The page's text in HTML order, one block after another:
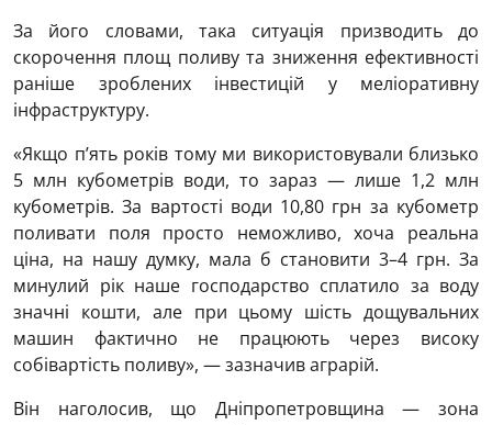
За його словами, така ситуація призводить до
скорочення площ поливу та зниження ефективності
раніше зроблених інвестицій у меліоративну
інфраструктуру.
«Якщо п’ять років тому ми використовували близько
5 млн кубометрів води, то зараз — лише 1,2 млн
кубометрів. За вартості води 10,80 грн за кубометр
поливати поля просто неможливо, хоча реальна
ціна, на нашу думку, мала б становити 3–4 грн. За
минулий рік наше господарство сплатило за воду
значні кошти, але при цьому шість дощувальних
машин фактично не працюють через високу
собівартість поливу», — зазначив аграрій.
Він наголосив, що Дніпропетровщина — зона